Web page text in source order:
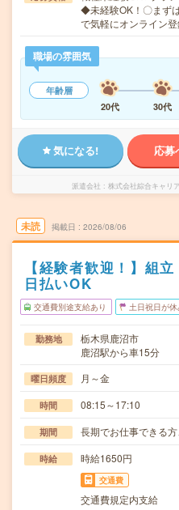
◆未経験OK！〇まず
で気軽にオンライン
職場の雰囲気
年齢層
20代
30代
気になる! 応募
派遣会社 株式会社綜合キャリ
未読 掲載日 2026/08/06
【経験者歓迎！】組
日払いOK
交通費別途支給あり 土日祝日が休
勤務地
栃木県鹿沼市
鹿沼駅から車15分
曜日頻度 月～金
時間 08:15～17:10
期間 長期でお仕事できる方
時給 時給1650円
交通費
交通費規定内支給